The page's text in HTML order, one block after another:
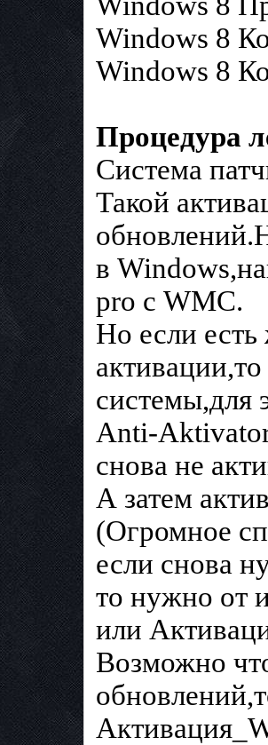
Windows 8
Windows 8
Процедура
Система
Такой
в
pro с WMC.
Но если
системы,для
Anti-
снова не
А затем
(Огромное
если снова
то нужно от
или
Возможно